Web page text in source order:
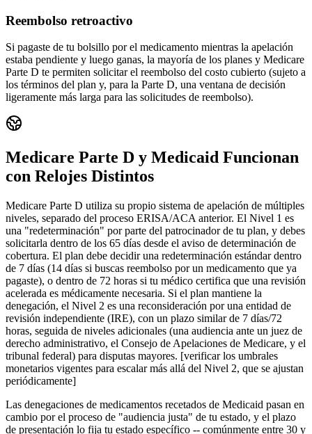
Reembolso retroactivo
Si pagaste de tu bolsillo por el medicamento mientras la apelación
estaba pendiente y luego ganas, la mayoría de los planes y Medicare
Parte D te permiten solicitar el reembolso del costo cubierto (sujeto a
los términos del plan y, para la Parte D, una ventana de decisión
ligeramente más larga para las solicitudes de reembolso).
Medicare Parte D y Medicaid Funcionan
con Relojes Distintos
Medicare Parte D utiliza su propio sistema de apelación de múltiples
niveles, separado del proceso ERISA/ACA anterior. El Nivel 1 es
una "redeterminación" por parte del patrocinador de tu plan, y debes
solicitarla dentro de los 65 días desde el aviso de determinación de
cobertura. El plan debe decidir una redeterminación estándar dentro
de 7 días (14 días si buscas reembolso por un medicamento que ya
pagaste), o dentro de 72 horas si tu médico certifica que una revisión
acelerada es médicamente necesaria. Si el plan mantiene la
denegación, el Nivel 2 es una reconsideración por una entidad de
revisión independiente (IRE), con un plazo similar de 7 días/72
horas, seguida de niveles adicionales (una audiencia ante un juez de
derecho administrativo, el Consejo de Apelaciones de Medicare, y el
tribunal federal) para disputas mayores. [verificar los umbrales
monetarios vigentes para escalar más allá del Nivel 2, que se ajustan
periódicamente]
Las denegaciones de medicamentos recetados de Medicaid pasan en
cambio por el proceso de "audiencia justa" de tu estado, y el plazo
de presentación lo fija tu estado específico -- comúnmente entre 30 y